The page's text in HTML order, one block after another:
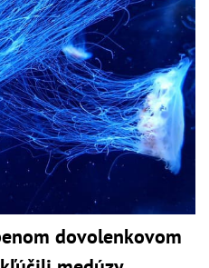
dovolenkovom